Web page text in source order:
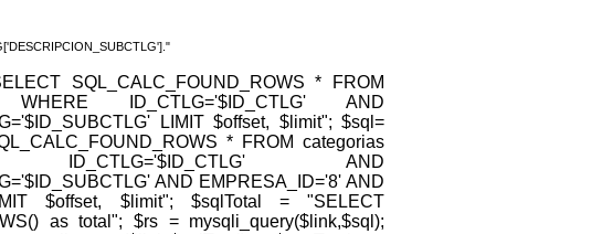
SQL_CALC_FOUND_ROWS * FROM
WHERE ID_CTLG='$ID_CTLG' AND
LIMIT $offset, $limit"; $sql=
* FROM categorias
ID_CTLG='$ID_CTLG' AND
AND EMPRESA_ID='8' AND
$offset, $limit"; $sqlTotal = "SELECT
as total"; $rs = mysqli_query($link,$sql);